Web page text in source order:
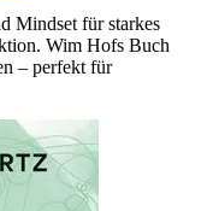
Mindset für starkes
Wim Hofs Buch
– perfekt für